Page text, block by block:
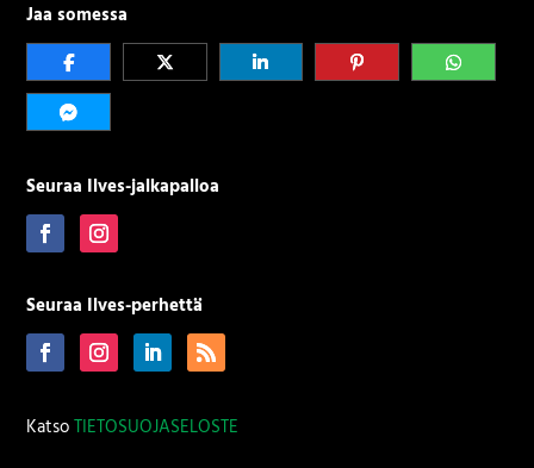
Jaa somessa
Seuraa Ilves-jalkapalloa
Seuraa Ilves-perhettä
KatsoTIETOSUOJASELOSTE